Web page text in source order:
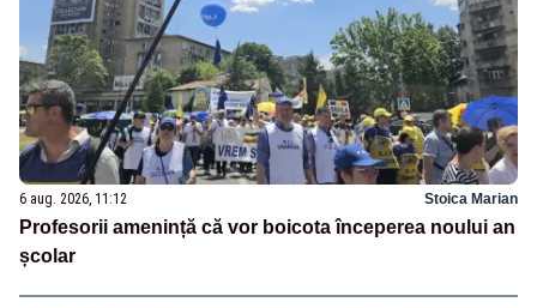
6 aug. 2026, 11:12 Stoica Marian
Profesorii amenință că vor boicota începerea noului an
școlar